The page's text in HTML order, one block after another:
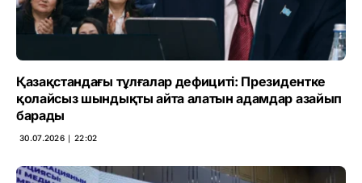
Қазақстандағы тұлғалар дефициті: Президентке
қолайсыз шындықты айта алатын адамдар азайып
барады
30.07.2026 ∣ 22:02